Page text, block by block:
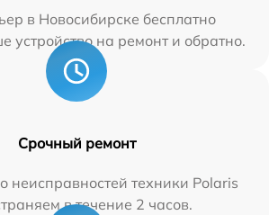
в Новосибирске бесплатно
устройство на ремонт и обратно.
Срочный ремонт
неисправностей техники Polaris
в течение 2 часов.